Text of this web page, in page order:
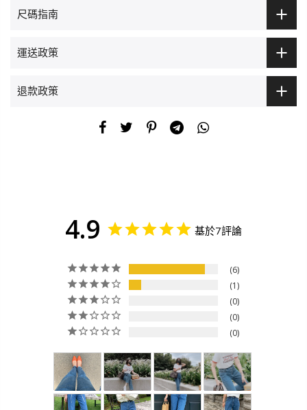
尺碼指南
運送政策
退款政策
4.9 基於7評論
6
1
0
0
0